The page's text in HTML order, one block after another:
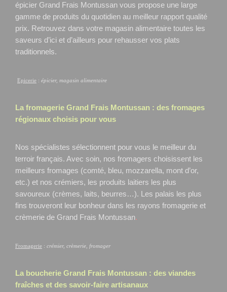
épicier Grand Frais Montussan vous propose une large
gamme de produits du quotidien au meilleur rapport qualité
prix. Retrouvez dans votre magasin alimentaire toutes les
saveurs d’ici et d’ailleurs pour rehausser vos plats
traditionnels.
Epicerie : épicier, magasin alimentaire
La fromagerie Grand Frais Montussan : des fromages
régionaux choisis pour vous
Nos spécialistes sélectionnent pour vous le meilleur du
terroir français. Avec soin, nos fromagers choisissent les
meilleurs fromages (comté, bleu, mozzarella, mont d’or,
etc.) et nos crémiers, les produits laitiers les plus
savoureux (crèmes, laits, beurres…). Les palais les plus
fins trouveront leur bonheur dans les rayons fromagerie et
crèmerie de Grand Frais Montussan.
Fromagerie : crémier, crèmerie, fromager
La boucherie Grand Frais Montussan : des viandes
fraîches et des savoir-faire artisanaux